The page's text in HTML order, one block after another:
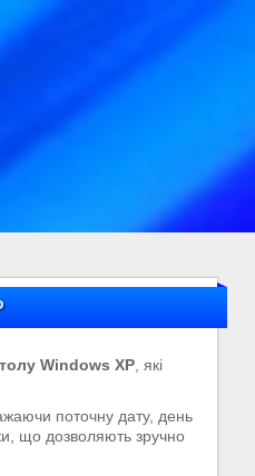
Windows XP , які
поточну дату, день
що дозволяють зручно